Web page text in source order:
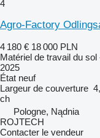
4
Agro-Factory
4 180 € 18 000 PLN
Matériel de travail du
2025
État neuf
Largeur de couverture
ch
Pologne, Nądnia
ROJTECH
Contacter le vendeur